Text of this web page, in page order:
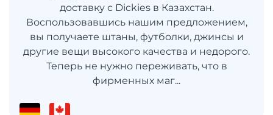
доставку с Dickies в Казахстан.
Воспользовавшись нашим предложением,
вы получаете штаны, футболки, джинсы и
другие вещи высокого качества и недорого.
Теперь не нужно переживать, что в
фирменных маг...